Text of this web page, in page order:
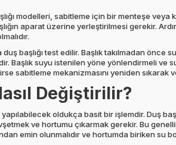
modelleri, sabitleme için bir menteşe veya
aparat üzerine yerleştirilmesi gerekir.
başlığı test edilir. Başlık takılmadan önce
Başlık suyu istenilen yöne yönlendirmeli ve
sabitleme mekanizmasını yeniden
Değiştirilir?
oldukça basit bir işlemdir. Duş
ve hortumu çıkarmak gerekir. Bu
emin olunmalıdır ve hortumda biriken su